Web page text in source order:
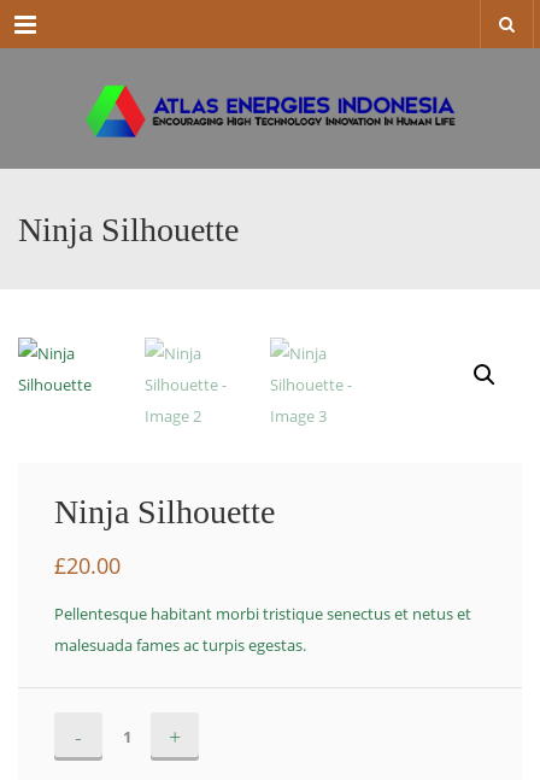
Menu
Ninja Silhouette
Ninja Silhouette
£20.00
Pellentesque habitant morbi tristique senectus et netus et
malesuada fames ac turpis egestas.
Ninja
Silhouette